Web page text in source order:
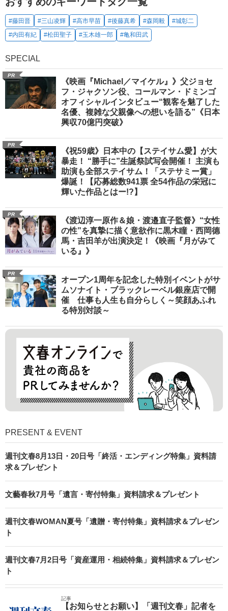
#藤田晋 #三山凌輝 #高市早苗 #後藤真希 #森岡毅
#城彰二
#内田有紀
#松田聖子 #玉木雄一郎 #亀和田武
SPECIAL
PR
《映画『Michael／マイケル』》父ジョセ
フ・ジャクソン役、コールマン・ドミンゴ
オフィシャルインタビュー“観客を魅了した
名優、複雑な父親像への想いを語る”《日本
興収70億円突破》
PR
《祝59歳》日本中の【ステイサム愛】が大
暴走！ “勝手に”生誕祭試写会開催！ 主演も
助演も全部ステイサム！「ステサミー賞」
爆誕！【応募総数941票 全54作品の栄冠に
輝いた作品とはー!?】
PR
《渡辺淳一原作＆娘・渡邉直子監督》“女性
の性”を真摯に描く意欲作に黒木瞳・西岡德
馬・吉田羊が出演決定！《映画『月がみて
いる』》
PR
オープン1周年を記念した特別イベントがサ
ムソナイト・ブラックレーベル銀座店で開
催 仕事も人生も自分らしく～笑顔あふれ
る特別対談～
PRESENT & EVENT
週刊文春8月13日・20日号「終活・エンディング特集」資料請
求＆プレゼント
文藝春秋7月号「遺言・寄付特集」資料請求＆プレゼント
週刊文春WOMAN夏号「遺贈・寄付特集」資料請求＆プレゼン
ト
週刊文春7月2日号「資産運用・相続特集」資料請求＆プレゼン
ト
記事
【お知らせとお願い】「週刊文春」記者を